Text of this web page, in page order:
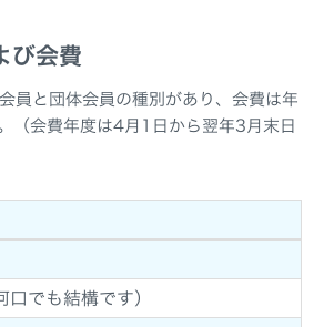
び会費
員と団体会員の種別があり、会費は年
（会費年度は4月1日から翌年3月末日
でも結構です）